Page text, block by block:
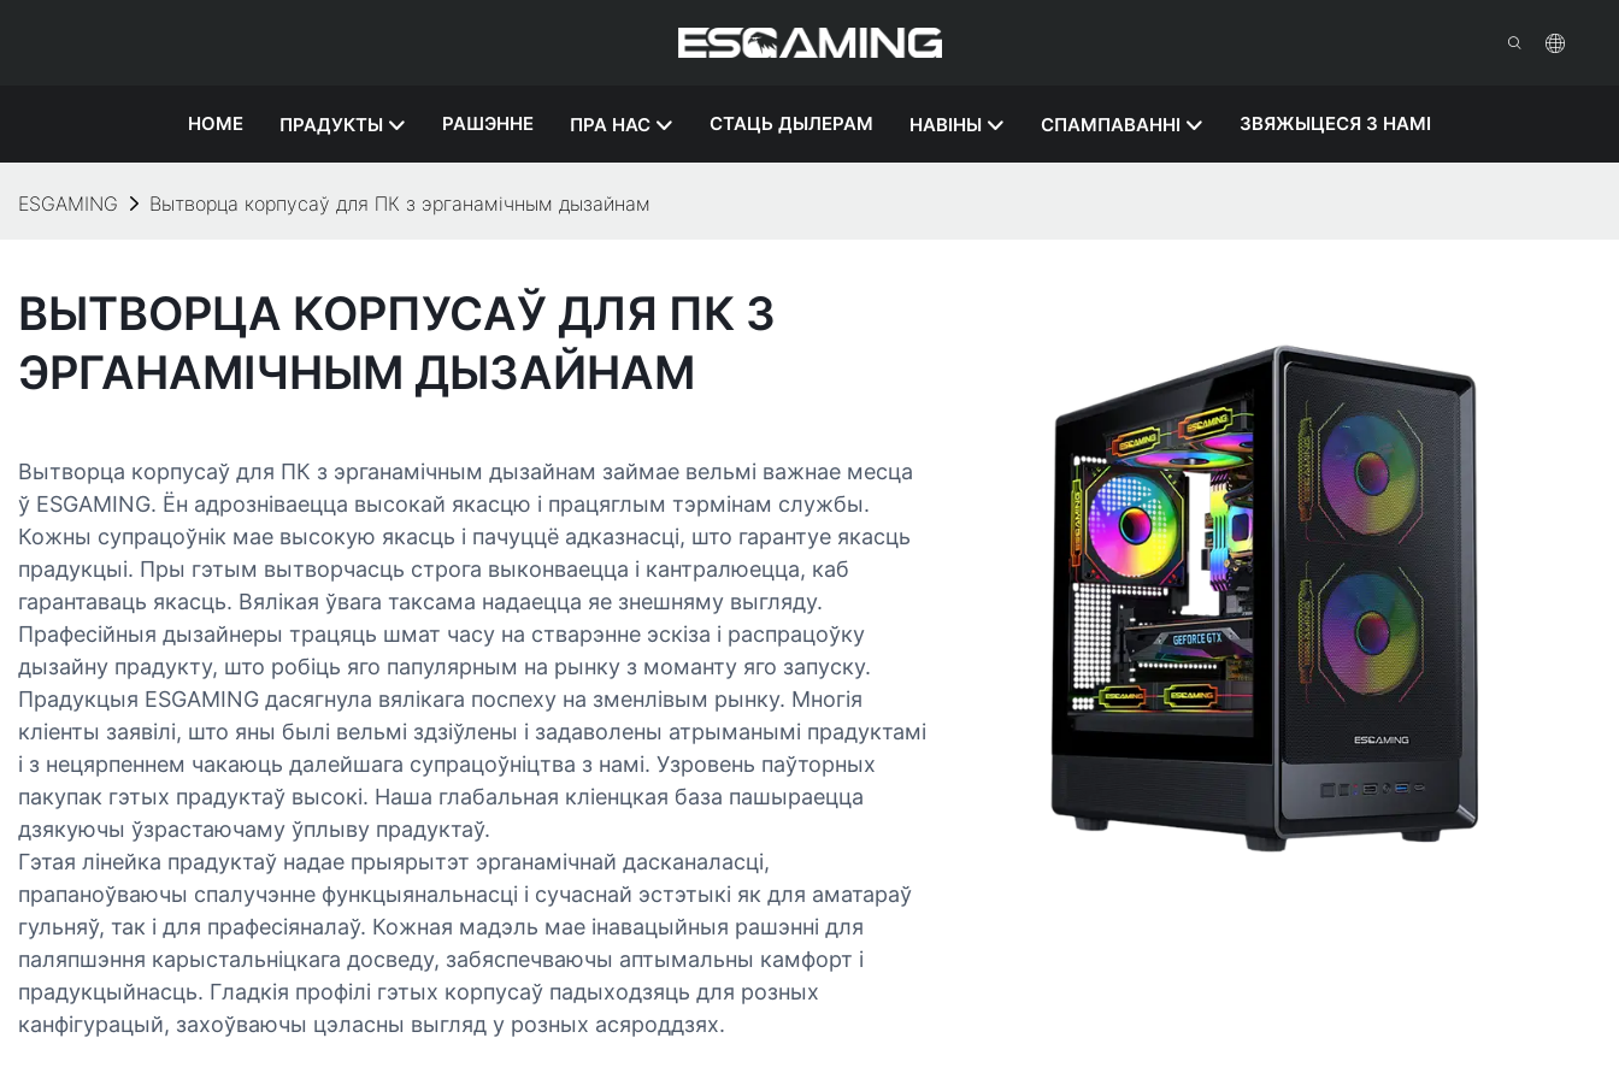
HOME ПРАДУКТЫ РАШЭННЕ ПРА НАС СТАЦЬ ДЫЛЕРАМ НАВІНЫ СПАМПАВАННІ ЗВЯЖЫЦЕСЯ З НАМІ
ESGAMING Вытворца корпусаў для ПК з эрганамічным дызайнам
ВЫТВОРЦА КОРПУСАЎ ДЛЯ ПК З
ЭРГАНАМІЧНЫМ ДЫЗАЙНАМ
Вытворца корпусаў для ПК з эрганамічным дызайнам займае вельмі важнае месца
ў ESGAMING. Ён адрозніваецца высокай якасцю і працяглым тэрмінам службы.
Кожны супрацоўнік мае высокую якасць і пачуццё адказнасці, што гарантуе якасць
прадукцыі. Пры гэтым вытворчасць строга выконваецца і кантралюецца, каб
гарантаваць якасць. Вялікая ўвага таксама надаецца яе знешняму выгляду.
Прафесійныя дызайнеры трацяць шмат часу на стварэнне эскіза і распрацоўку
дызайну прадукту, што робіць яго папулярным на рынку з моманту яго запуску.
Прадукцыя ESGAMING дасягнула вялікага поспеху на зменлівым рынку. Многія
кліенты заявілі, што яны былі вельмі здзіўлены і задаволены атрыманымі прадуктамі
і з нецярпеннем чакаюць далейшага супрацоўніцтва з намі. Узровень паўторных
пакупак гэтых прадуктаў высокі. Наша глабальная кліенцкая база пашыраецца
дзякуючы ўзрастаючаму ўплыву прадуктаў.
Гэтая лінейка прадуктаў надае прыярытэт эрганамічнай дасканаласці,
прапаноўваючы спалучэнне функцыянальнасці і сучаснай эстэтыкі як для аматараў
гульняў, так і для прафесіяналаў. Кожная мадэль мае інавацыйныя рашэнні для
паляпшэння карыстальніцкага досведу, забяспечваючы аптымальны камфорт і
прадукцыйнасць. Гладкія профілі гэтых корпусаў падыходзяць для розных
канфігурацый, захоўваючы цэласны выгляд у розных асяроддзях.